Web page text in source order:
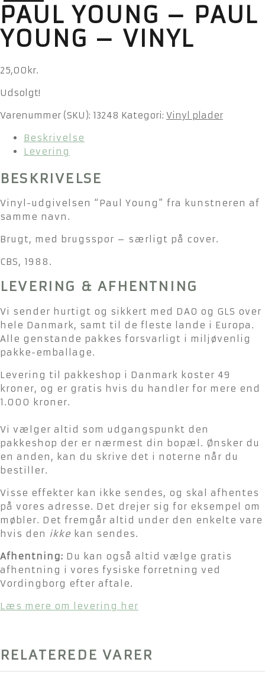
PAUL YOUNG – PAUL
YOUNG – VINYL
25,00 kr.
Udsolgt!
Varenummer (SKU): 13248 Kategori: Vinyl plader
Beskrivelse
Levering
BESKRIVELSE
Vinyl-udgivelsen “Paul Young” fra kunstneren af
samme navn.
Brugt, med brugsspor – særligt på cover.
CBS, 1988.
LEVERING & AFHENTNING
Vi sender hurtigt og sikkert med DAO og GLS over
hele Danmark, samt til de fleste lande i Europa.
Alle genstande pakkes forsvarligt i miljøvenlig
pakke-emballage.
Levering til pakkeshop i Danmark koster 49
kroner, og er gratis hvis du handler for mere end
1.000 kroner.
Vi vælger altid som udgangspunkt den
pakkeshop der er nærmest din bopæl. Ønsker du
en anden, kan du skrive det i noterne når du
bestiller.
Visse effekter kan ikke sendes, og skal afhentes
på vores adresse. Det drejer sig for eksempel om
møbler. Det fremgår altid under den enkelte vare
hvis den ikke kan sendes.
Afhentning: Du kan også altid vælge gratis
afhentning i vores fysiske forretning ved
Vordingborg efter aftale.
Læs mere om levering her
RELATEREDE VARER